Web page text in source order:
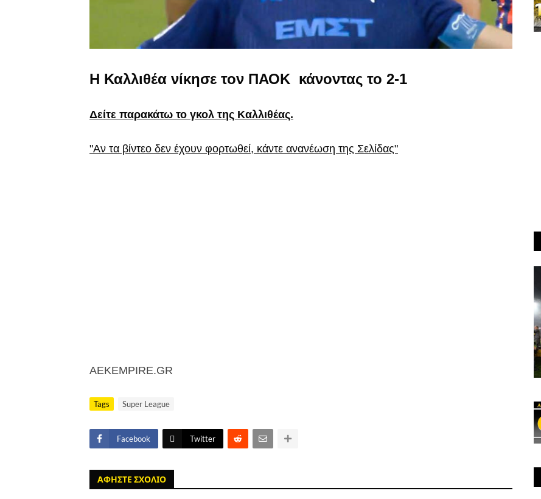
Η Καλλιθέα νίκησε τον ΠΑΟΚ κάνοντας το 2-1
Δείτε παρακάτω το γκολ της Καλλιθέας.
"Αν τα βίντεο δεν έχουν φορτωθεί, κάντε ανανέωση της Σελίδας"
AEKEMPIRE.GR
Tags Super League
Facebook Twitter
ΑΦΗΣΤΕ ΣΧΟΛΙΟ